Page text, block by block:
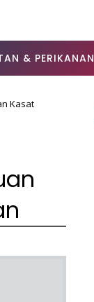
& PERIKANAN
Kasat